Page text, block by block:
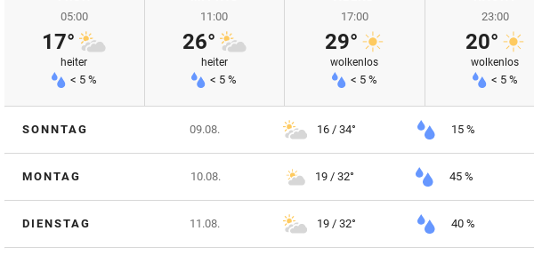
05:00
17°
heiter
< 5 %
11:00
26°
heiter
< 5 %
17:00
29°
wolkenlos
< 5 %
23:00
20°
wolkenlos
< 5 %
SONNTAG 09.08. 16 / 34° 15 %
MONTAG 10.08. 19 / 32° 45 %
DIENSTAG 11.08. 19 / 32° 40 %